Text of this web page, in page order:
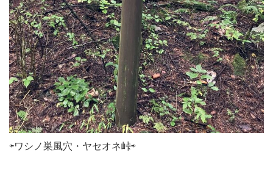
⇦ワシノ巣風穴・ヤセオネ峠⇨